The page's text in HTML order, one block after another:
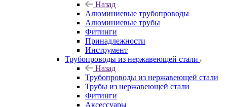
Назад
Алюминиевые трубопроводы
Алюминиевые трубы
Фитинги
Принадлежности
Инструмент
Трубопроводы из нержавеющей стали
Назад
Трубопроводы из нержавеющей стали
Трубы из нержавеющей стали
Фитинги
Аксессуары